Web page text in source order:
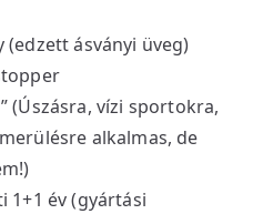
ásványi üveg)
(Úszásra, vízi sportokra,
alkalmas, de
1+1 év (gyártási